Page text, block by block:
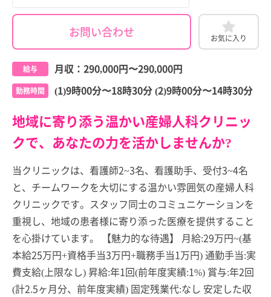
お問い合わせ お気に入り
給与 月収： 290,000円〜290,000円
勤務時間 (1)9時00分〜18時30分 (2)9時00分〜14時30分
地域に寄り添う温かい産婦人科クリニッ
クで、あなたの力を活かしませんか?
当クリニックは、看護師2~3名、看護助手、受付3~4名
と、チームワークを大切にする温かい雰囲気の産婦人科
クリニックです。スタッフ同士のコミュニケーションを
重視し、地域の患者様に寄り添った医療を提供すること
を心掛けています。 【魅力的な待遇】 月給:29万円~(基
本給25万円+資格手当3万円+職務手当1万円) 通勤手当:実
費支給(上限なし) 昇給:年1回(前年度実績:1%) 賞与:年2回
(計2.5ヶ月分、前年度実績) 固定残業代:なし 安定した収